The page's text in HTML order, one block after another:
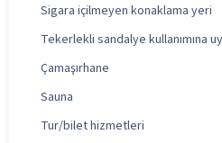
Sigara içilmeyen konaklama yeri
Tekerlekli sandalye kullanımına
Çamaşırhane
Sauna
Tur/bilet hizmetleri